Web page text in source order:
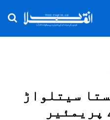
سیتلواڑ
پریمئیر